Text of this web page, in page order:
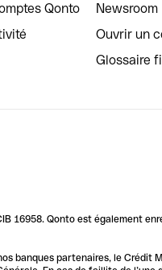
Qonto
Newsroom
Ouvrir un
Glossaire
16958. Qonto est également
banques partenaires, le Crédit